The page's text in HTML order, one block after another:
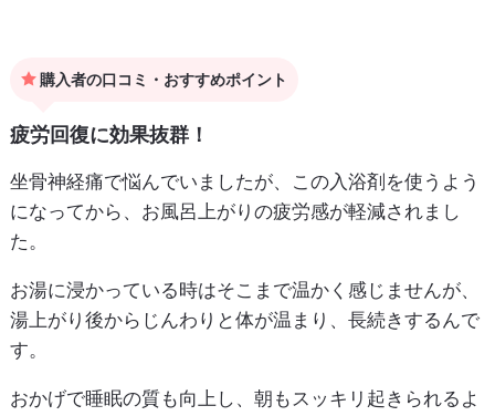
購入者の口コミ・おすすめポイント
疲労回復に効果抜群！
坐骨神経痛で悩んでいましたが、この入浴剤を使うよう
になってから、お風呂上がりの疲労感が軽減されまし
た。
お湯に浸かっている時はそこまで温かく感じませんが、
湯上がり後からじんわりと体が温まり、長続きするんで
す。
おかげで睡眠の質も向上し、朝もスッキリ起きられるよ